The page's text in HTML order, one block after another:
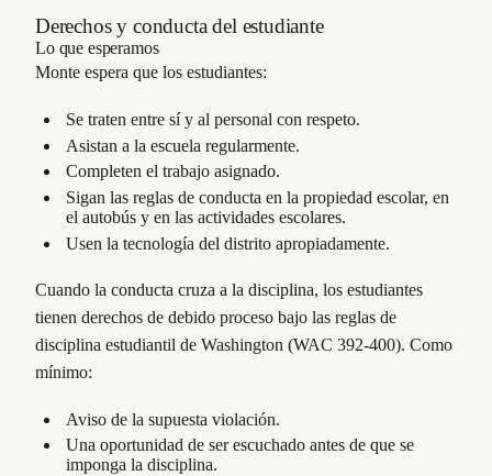
Derechos y conducta del estudiante
Lo que esperamos
Monte espera que los estudiantes:
Se traten entre sí y al personal con respeto.
Asistan a la escuela regularmente.
Completen el trabajo asignado.
Sigan las reglas de conducta en la propiedad escolar, en
el autobús y en las actividades escolares.
Usen la tecnología del distrito apropiadamente.
Cuando la conducta cruza a la disciplina, los estudiantes
tienen derechos de debido proceso bajo las reglas de
disciplina estudiantil de Washington (WAC 392-400). Como
mínimo:
Aviso de la supuesta violación.
Una oportunidad de ser escuchado antes de que se
imponga la disciplina.